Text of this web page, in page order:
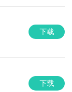
下载
下载